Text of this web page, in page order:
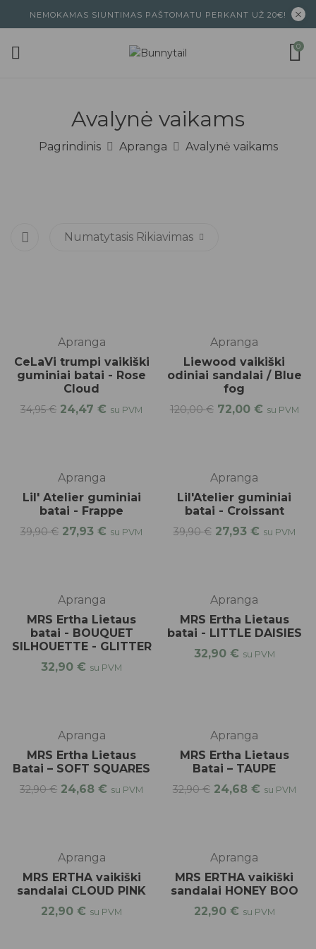
NEMOKAMAS SIUNTIMAS PAŠTOMATU PERKANT UŽ 20€!
0
Avalynė vaikams
Pagrindinis Apranga Avalynė vaikams
Numatytasis Rikiavimas
Apranga
CeLaVi trumpi vaikiški
guminiai batai - Rose
Cloud
34,95€ 24,47€ su PVM
Apranga
Liewood vaikiški
odiniai sandalai / Blue
fog
120,00€ 72,00 € su PVM
Apranga
Lil' Atelier guminiai
batai - Frappe
39,90€ 27,93€ su PVM
Apranga
Lil'Atelier guminiai
batai - Croissant
39,90€ 27,93 € su PVM
Apranga
MRS Ertha Lietaus
batai - BOUQUET
SILHOUETTE - GLITTER
32,90€ su PVM
Apranga
MRS Ertha Lietaus
batai - LITTLE DAISIES
32,90 € su PVM
Apranga
MRS Ertha Lietaus
Batai – SOFT SQUARES
32,90€ 24,68€ su PVM
Apranga
MRS Ertha Lietaus
Batai – TAUPE
32,90€ 24,68 € su PVM
Apranga
MRS ERTHA vaikiški
sandalai CLOUD PINK
22,90€ su PVM
Apranga
MRS ERTHA vaikiški
sandalai HONEY BOO
22,90 € su PVM